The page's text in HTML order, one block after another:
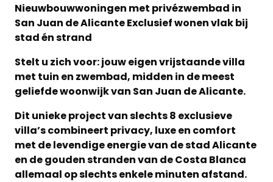
Nieuwbouwwoningen met privézwembad in
San Juan de Alicante Exclusief wonen vlak bij
stad én strand
Stelt u zich voor: jouw eigen vrijstaande villa
met tuin en zwembad, midden in de meest
geliefde woonwijk van San Juan de Alicante.
Dit unieke project van slechts 8 exclusieve
villa’s combineert privacy, luxe en comfort
met de levendige energie van de stad Alicante
en de gouden stranden van de Costa Blanca
allemaal op slechts enkele minuten afstand.